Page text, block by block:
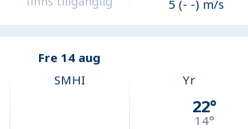
5 (- -) m/s
Fre 14 aug
SMHI Yr
22°
14°